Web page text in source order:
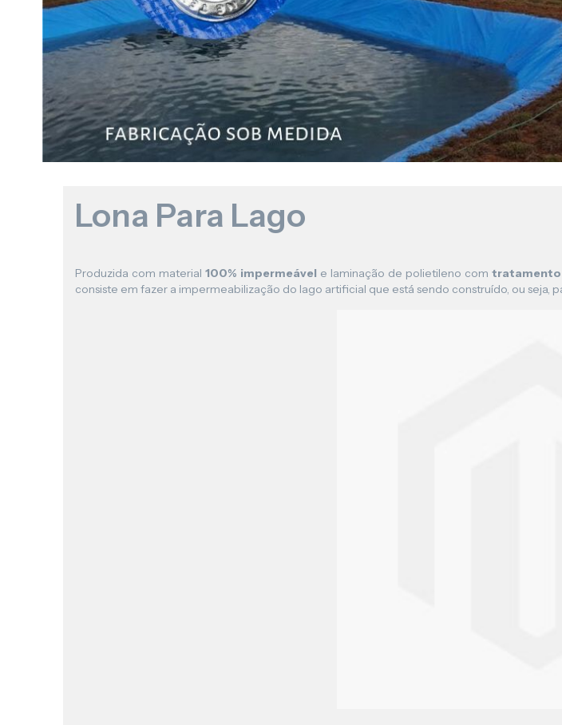
Lona para Pergolado
Lona Para Lago
Produzida com material100% impermeável e laminação de polietileno com
consiste em fazer a impermeabilização do lago artificial que está sendo construído, ou seja,